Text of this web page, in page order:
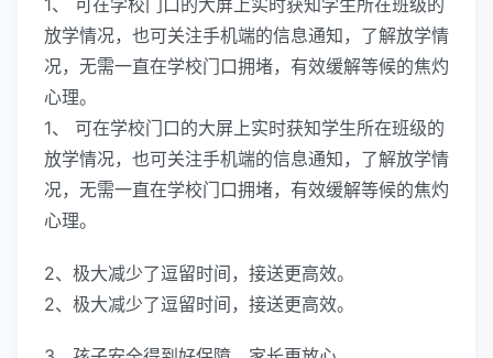
1、 可在学校门口的大屏上实时获知学生所在班级的
放学情况，也可关注手机端的信息通知，了解放学情
况，无需一直在学校门口拥堵，有效缓解等候的焦灼
心理。
1、 可在学校门口的大屏上实时获知学生所在班级的
放学情况，也可关注手机端的信息通知，了解放学情
况，无需一直在学校门口拥堵，有效缓解等候的焦灼
心理。
2、极大减少了逗留时间，接送更高效。
2、极大减少了逗留时间，接送更高效。